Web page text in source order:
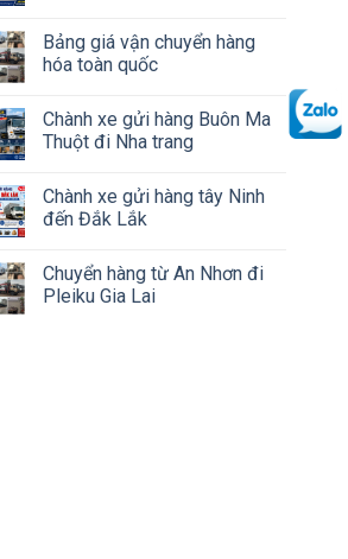
Bảng giá vận chuyển hàng
hóa toàn quốc
Chành xe gửi hàng Buôn Ma
Thuột đi Nha trang
Chành xe gửi hàng tây Ninh
đến Đắk Lắk
Chuyển hàng từ An Nhơn đi
Pleiku Gia Lai